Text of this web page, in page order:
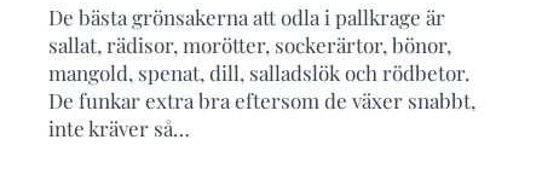
De bästa grönsakerna att odla i pallkrage är
sallat, rädisor, morötter, sockerärtor, bönor,
mangold, spenat, dill, salladslök och rödbetor.
De funkar extra bra eftersom de växer snabbt,
inte kräver så…